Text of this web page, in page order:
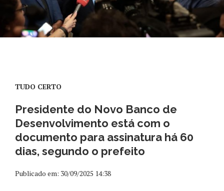
TUDO CERTO
Presidente do Novo Banco de
Desenvolvimento está com o
documento para assinatura há 60
dias, segundo o prefeito
Publicado em: 30/09/2025 14:38